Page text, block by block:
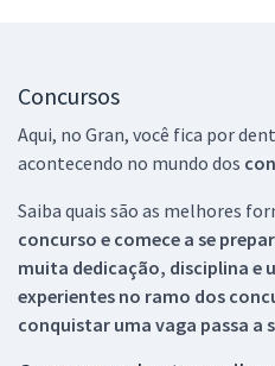
Concursos
Aqui, no Gran, você fica por
acontecendo no mundo dos
Saiba quais são as melhores
concurso e comece a se
muita dedicação, disciplina e
experientes no ramo dos
conquistar uma vaga passa a